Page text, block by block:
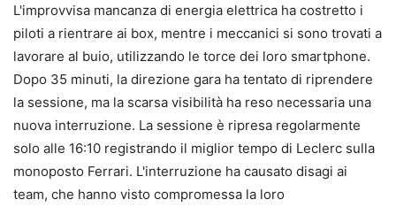
L'improvvisa mancanza di energia elettrica ha costretto i
piloti a rientrare ai box, mentre i meccanici si sono trovati a
lavorare al buio, utilizzando le torce dei loro smartphone.
Dopo 35 minuti, la direzione gara ha tentato di riprendere
la sessione, ma la scarsa visibilità ha reso necessaria una
nuova interruzione. La sessione è ripresa regolarmente
solo alle 16:10 registrando il miglior tempo di Leclerc sulla
monoposto Ferrari. L'interruzione ha causato disagi ai
team, che hanno visto compromessa la loro